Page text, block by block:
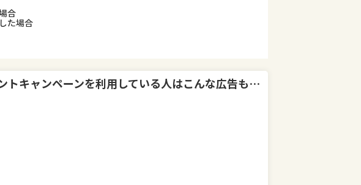
合
た場合
トキャンペーンを利用している人はこんな広告も利用しています